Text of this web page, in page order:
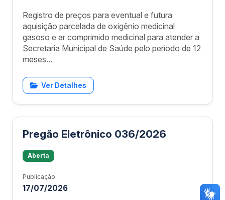
Registro de preços para eventual e futura
aquisição parcelada de oxigênio medicinal
gasoso e ar comprimido medicinal para atender a
Secretaria Municipal de Saúde pelo período de 12
meses...
Ver Detalhes
Pregão Eletrônico 036/2026
Aberta
Publicação
17/07/2026